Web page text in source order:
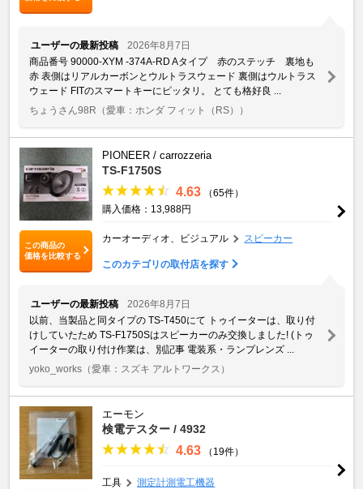
ユーザーの最新投稿
2026年8月7日
商品番号 90000-XYM -374A-RD Aタイプ 赤のステッチ 裏地も
赤 表側はリアルカーボンとウルトラスウェード 裏側はウルトラス
ウェード FITのスマートキーにピッタリ。 とても格好良 ...
ちょうさん98R （愛車：ホンダ フィット（RS））
この商品の
価格を比較する
PIONEER / carrozzeria
TS-F1750S
4.63
（65件）
購入価格：13,988円
カーオーディオ、ビジュアル スピーカー
このカテゴリの取付店を探す
ユーザーの最新投稿
2026年8月7日
以前、当製品と同タイプの TS-T450にて トゥイーターは、取り付
けしていたため TS-F1750Sはスピーカーのみ交換しました! (トゥ
イーターの取り付け作業は、別記事 電装系・ランプレンズ ...
yoko_works （愛車：スズキ アルトワークス）
エーモン
検電テスター / 4932
4.63 （19件）
工具 測定計測電工機器